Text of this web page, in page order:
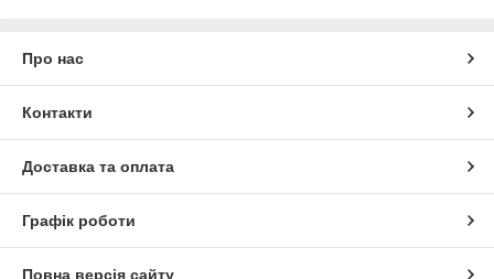
Про нас
Контакти
Доставка та оплата
Графік роботи
Повна версія сайту